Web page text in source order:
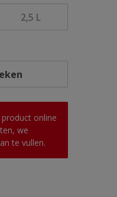
2,5 L
online
we
te vullen.